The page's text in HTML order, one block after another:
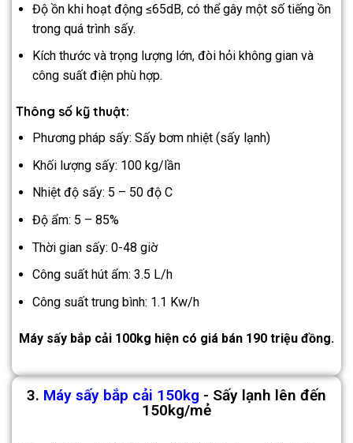
Độ ồn khi hoạt động ≤65dB, có thể gây một số tiếng ồn
trong quá trình sấy.
Kích thước và trọng lượng lớn, đòi hỏi không gian và
công suất điện phù hợp.
Thông số kỹ thuật:
Phương pháp sấy: Sấy bơm nhiệt (sấy lạnh)
Khối lượng sấy: 100 kg/lần
Nhiệt độ sấy: 5 – 50 độ C
Độ ẩm: 5 – 85%
Thời gian sấy: 0-48 giờ
Công suất hút ẩm: 3.5 L/h
Công suất trung bình: 1.1 Kw/h
Máy sấy bắp cải 100kg hiện có giá bán 190 triệu đồng.
3. Máy sấy bắp cải 150kg - Sấy lạnh lên đến
150kg/mẻ